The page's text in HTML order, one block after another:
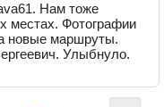
Нам тоже
местах. Фотографии
новые маршруты.
Улыбнуло.